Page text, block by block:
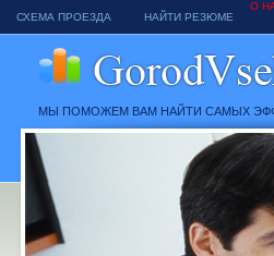
СХЕМА ПРОЕЗДА
О
НАЙТИ РЕЗЮМЕ
МЫ ПОМОЖЕМ ВАМ НАЙТИ САМЫХ